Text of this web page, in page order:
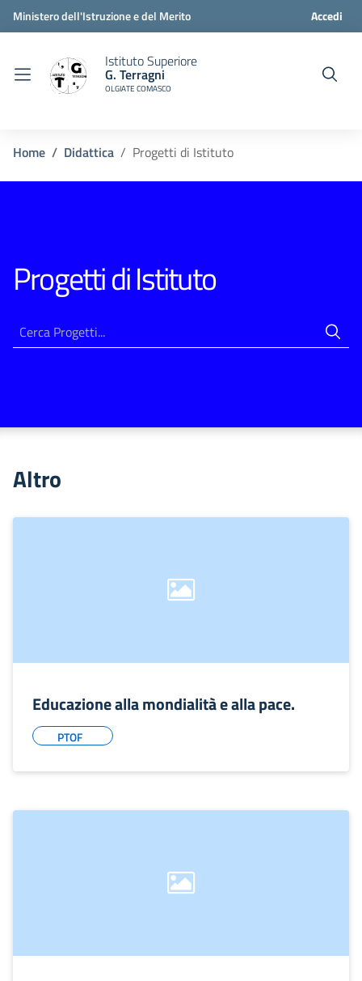
Ministero dell'Istruzione e del Merito Accedi
Istituto Superiore
G. Terragni
OLGIATE COMASCO
Home Didattica Progetti di Istituto
Progetti di Istituto
Risultati di ricerca...
Altro
Educazione alla mondialità e alla pace.
PTOF